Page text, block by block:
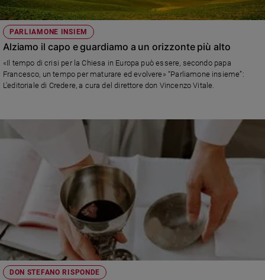
PARLIAMONE INSIEM
Alziamo il capo e guardiamo a un orizzonte più alto
«Il tempo di crisi per la Chiesa in Europa può essere, secondo papa
Francesco, un tempo per maturare ed evolvere» “Parliamone insieme”:
L'editoriale di Credere, a cura del direttore don Vincenzo Vitale.
DON STEFANO RISPONDE